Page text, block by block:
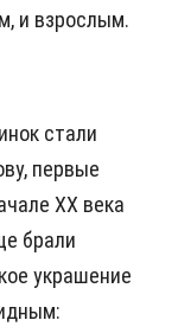
и взрослым.
стали
первые
XX века
брали
украшение